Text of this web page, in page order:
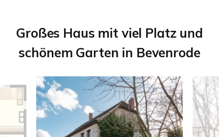
Großes Haus mit viel Platz und
schönem Garten in Bevenrode